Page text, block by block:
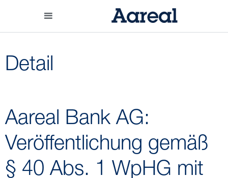
Detail
Aareal Bank AG:
Veröffentlichung gemäß
§ 40 Abs. 1 WpHG mit